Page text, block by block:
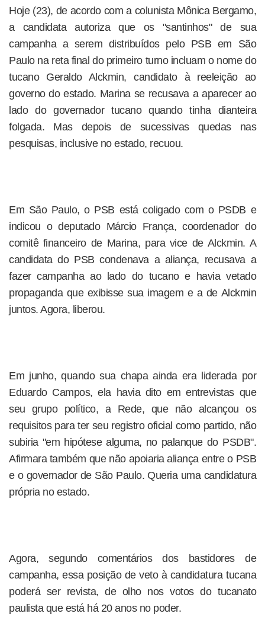
Hoje (23), de acordo com a colunista Mônica Bergamo,
a candidata autoriza que os "santinhos" de sua
campanha a serem distribuídos pelo PSB em São
Paulo na reta final do primeiro turno incluam o nome do
tucano Geraldo Alckmin, candidato à reeleição ao
governo do estado. Marina se recusava a aparecer ao
lado do governador tucano quando tinha dianteira
folgada. Mas depois de sucessivas quedas nas
pesquisas, inclusive no estado, recuou.
Em São Paulo, o PSB está coligado com o PSDB e
indicou o deputado Márcio França, coordenador do
comitê financeiro de Marina, para vice de Alckmin. A
candidata do PSB condenava a aliança, recusava a
fazer campanha ao lado do tucano e havia vetado
propaganda que exibisse sua imagem e a de Alckmin
juntos. Agora, liberou.
Em junho, quando sua chapa ainda era liderada por
Eduardo Campos, ela havia dito em entrevistas que
seu grupo político, a Rede, que não alcançou os
requisitos para ter seu registro oficial como partido, não
subiria "em hipótese alguma, no palanque do PSDB".
Afirmara também que não apoiaria aliança entre o PSB
e o governador de São Paulo. Queria uma candidatura
própria no estado.
Agora, segundo comentários dos bastidores de
campanha, essa posição de veto à candidatura tucana
poderá ser revista, de olho nos votos do tucanato
paulista que está há 20 anos no poder.